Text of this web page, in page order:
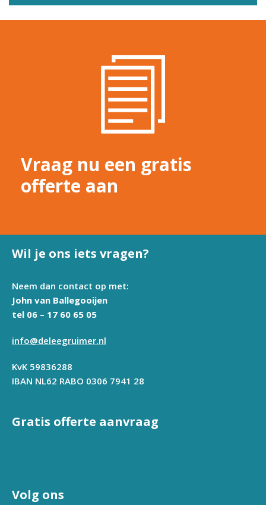
Vraag nu een gratis
offerte aan
Wil je ons iets vragen?
Neem dan contact op met:
John van Ballegooijen
tel 06 – 17 60 65 05
info@deleegruimer.nl
KvK 59836288
IBAN NL62 RABO 0306 7941 28
Gratis offerte aanvraag
Volg ons